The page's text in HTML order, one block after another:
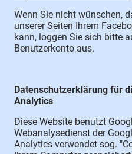
Wenn Sie nicht wünschen,
unserer Seiten Ihrem
kann, loggen Sie sich bitte
Benutzerkonto aus.
Datenschutzerklärung für
Analytics
Diese Website benutzt
Webanalysedienst der
Analytics verwendet sog.